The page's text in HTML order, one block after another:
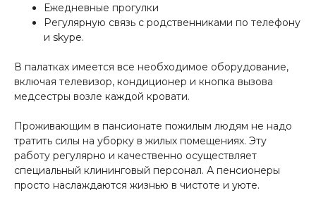
Ежедневные прогулки
Регулярную связь с родственниками по телефону
и skype.
В палатках имеется все необходимое оборудование,
включая телевизор, кондиционер и кнопка вызова
медсестры возле каждой кровати.
Проживающим в пансионате пожилым людям не надо
тратить силы на уборку в жилых помещениях. Эту
работу регулярно и качественно осуществляет
специальный клининговый персонал. А пенсионеры
просто наслаждаются жизнью в чистоте и уюте.